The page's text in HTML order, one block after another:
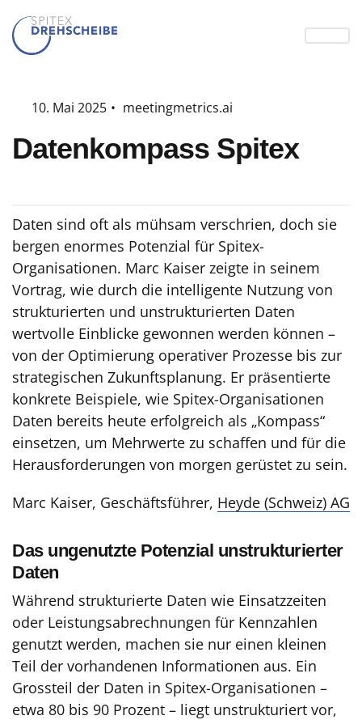
10. Mai 2025 • meetingmetrics.ai
Datenkompass Spitex
Daten sind oft als mühsam verschrien, doch sie
bergen enormes Potenzial für Spitex-
Organisationen. Marc Kaiser zeigte in seinem
Vortrag, wie durch die intelligente Nutzung von
strukturierten und unstrukturierten Daten
wertvolle Einblicke gewonnen werden können –
von der Optimierung operativer Prozesse bis zur
strategischen Zukunftsplanung. Er präsentierte
konkrete Beispiele, wie Spitex-Organisationen
Daten bereits heute erfolgreich als „Kompass“
einsetzen, um Mehrwerte zu schaffen und für die
Herausforderungen von morgen gerüstet zu sein.
Marc Kaiser, Geschäftsführer, Heyde (Schweiz) AG
Das ungenutzte Potenzial unstrukturierter
Daten
Während strukturierte Daten wie Einsatzzeiten
oder Leistungsabrechnungen für Kennzahlen
genutzt werden, machen sie nur einen kleinen
Teil der vorhandenen Informationen aus. Ein
Grossteil der Daten in Spitex-Organisationen –
etwa 80 bis 90 Prozent – liegt unstrukturiert vor,